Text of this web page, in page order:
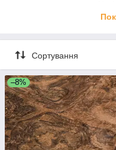
роблять приладові дошки
Розмір дуже різний :
Сортування
–8%